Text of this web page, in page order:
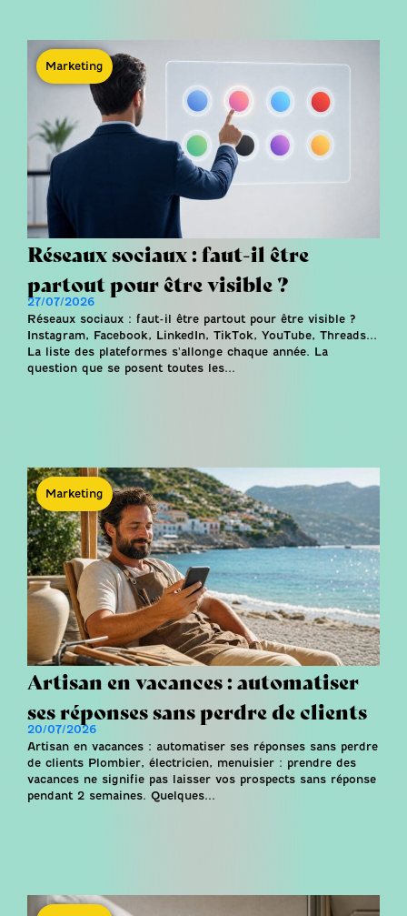
Marketing
Réseaux sociaux : faut-il être
partout pour être visible ?
27/07/2026
Réseaux sociaux : faut-il être partout pour être visible ?
Instagram, Facebook, LinkedIn, TikTok, YouTube, Threads...
La liste des plateformes s'allonge chaque année. La
question que se posent toutes les...
Marketing
Artisan en vacances : automatiser
ses réponses sans perdre de clients
20/07/2026
Artisan en vacances : automatiser ses réponses sans perdre
de clients Plombier, électricien, menuisier : prendre des
vacances ne signifie pas laisser vos prospects sans réponse
pendant 2 semaines. Quelques...